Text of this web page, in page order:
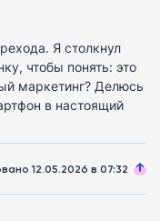
Я столкнул
чтобы понять: это
маркетинг? Делюсь
в настоящий
12.05.2026 в 07:32